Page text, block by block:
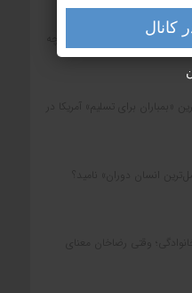
می‌خورد و تسلیم می‌شود، چه
«بمباران برای تسلیم» آمریکا در
انسان دوران» نامید؟
وقتی رضاخان معنای
کانال